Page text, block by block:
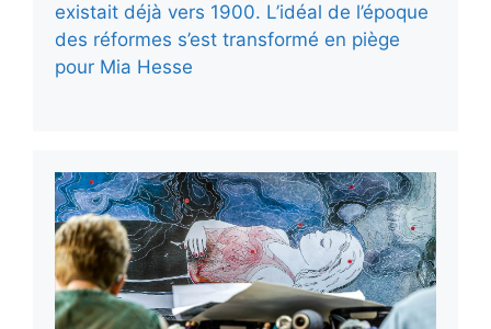
existait déjà vers 1900. L’idéal de l’époque
des réformes s’est transformé en piège
pour Mia Hesse